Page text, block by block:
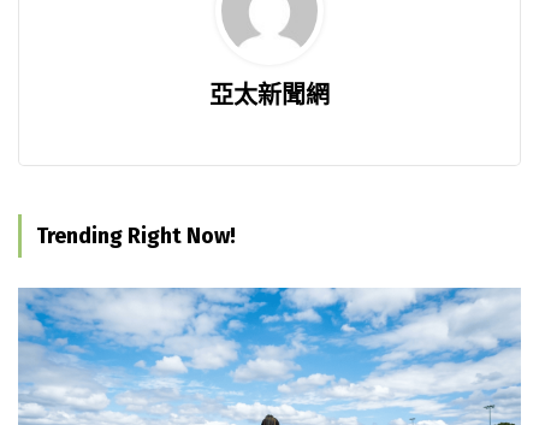
亞太新聞網
Trending Right Now!